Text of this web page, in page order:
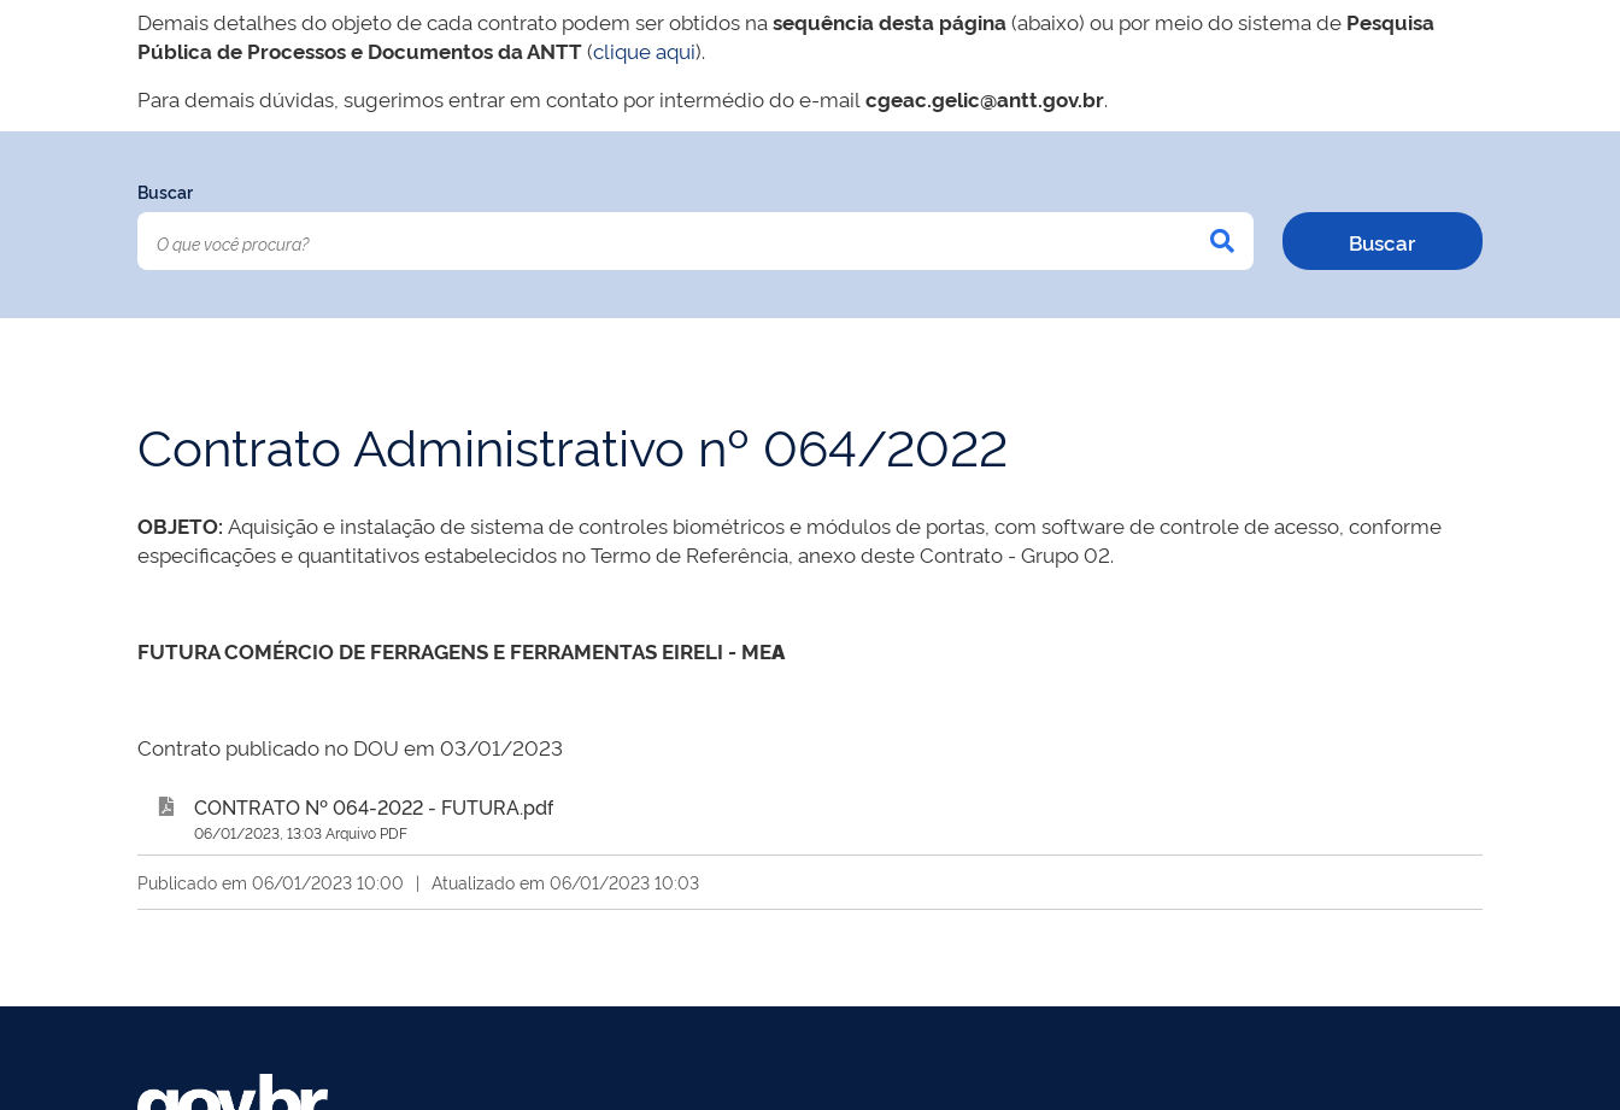
Demais detalhes do objeto de cada contrato podem ser obtidos nasequência desta página(abaixo) ou por meio do sistema de Pesquisa
Pública de Processos e Documentos da ANTT(clique aqui).
Para demais dúvidas, sugerimos entrar em contato por intermédio do e-mail cgeac.gelic@antt.gov.br.
Buscar
Contrato Administrativo nº 064/2022
OBJETO: Aquisição e instalação de sistema de controles biométricos e módulos de portas, com software de controle de acesso, conforme
especificações e quantitativos estabelecidos no Termo de Referência, anexo deste Contrato - Grupo 02.
FUTURA COMÉRCIO DE FERRAGENS E FERRAMENTAS EIRELI - MEA
Contrato publicado no DOU em 03/01/2023
CONTRATO Nº 064-2022 - FUTURA.pdf
06/01/2023, 13:03 Arquivo PDF
Publicado em 06/01/2023 10:00 | Atualizado em 06/01/2023 10:03